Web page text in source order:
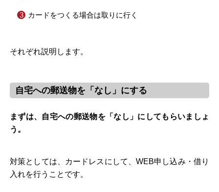
カードをつくる場合は取りに行く
それぞれ説明します。
自宅への郵送物を「なし」にする
まずは、自宅への郵送物を「なし」にしてもらいましょ
う。
対策としては、カードレスにして、WEB申し込み・借り
入れを行うことです。